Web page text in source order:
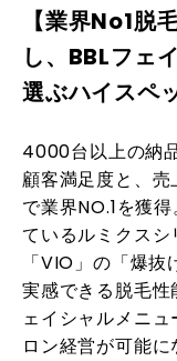
【業界No1脱
し、BBLフェ
選ぶハイスペ
4000台以上の納
顧客満足度と、
で業界NO.1を獲
ているルミクスシ
「VIO」の「爆
実感できる脱毛
ェイシャルメニ
ロン経営が可能に